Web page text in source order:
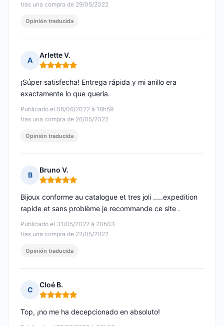
tras una compra de 29/05/2022
Opinión traducida
A
Arlette V.
Nota: 5 de 5
Publicado el 06/06/2022 à 16h59
tras una compra de 26/05/2022
¡Súper satisfecha! Entrega rápida y mi anillo era
exactamente lo que quería.
Opinión traducida
B
Bruno V.
Nota: 5 de 5
Publicado el 31/05/2022 à 20h03
tras una compra de 22/05/2022
Bijoux conforme au catalogue et tres joli .....expedition
rapide et sans problème je recommande ce site .
Opinión traducida
C
Cloé B.
Nota: 5 de 5
Top, ¡no me ha decepcionado en absoluto!